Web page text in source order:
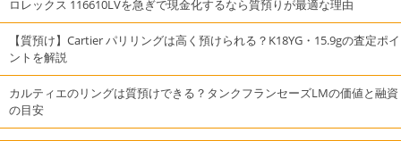
ロレックス 116610LVを急ぎで現金化するなら質預りが最適な理由
【質預け】Cartier パリリングは高く預けられる？K18YG・15.9gの査定ポイ
ントを解説
カルティエのリングは質預けできる？タンクフランセーズLMの価値と融資
の目安